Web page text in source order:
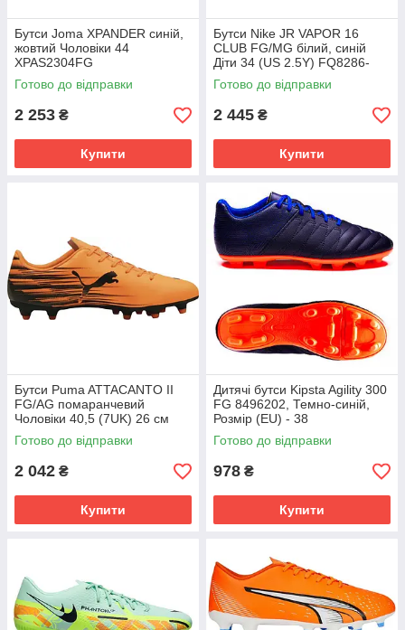
Бутси Joma XPANDER синій,
жовтий Чоловіки 44
XPAS2304FG
Готово до відправки
2 253 ₴
Купити
Бутси Nike JR VAPOR 16
CLUB FG/MG білий, синій
Діти 34 (US 2.5Y) FQ8286-
400
Готово до відправки
2 445 ₴
Купити
Бутси Puma ATTACANTO II
FG/AG помаранчевий
Чоловіки 40,5 (7UK) 26 см
108493-04
Готово до відправки
2 042 ₴
Купити
Дитячі бутси Kipsta Agility 300
FG 8496202, Темно-синій,
Розмір (EU) - 38
Готово до відправки
978 ₴
Купити